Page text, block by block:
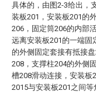
具体的，由图2-3给出，
装板201，安装板201的
206，固定筒206的内部
远离安装板201的一端固
的外侧固定套接有抵接
208，支撑柱204的外侧
槽208滑动连接，安装板
2015与安装板201之间